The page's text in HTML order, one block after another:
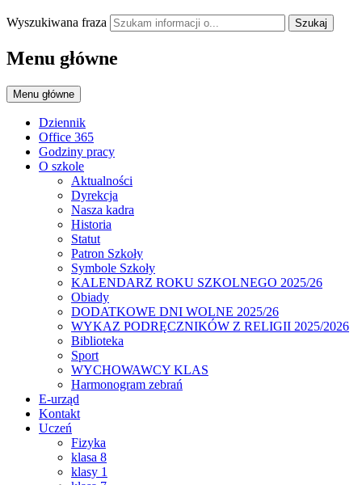
Wyszukiwana fraza Szukaj
Menu główne
Menu główne
Dziennik
Office 365
Godziny pracy
O szkole
Aktualności
Dyrekcja
Nasza kadra
Historia
Statut
Patron Szkoły
Symbole Szkoły
KALENDARZ ROKU SZKOLNEGO 2025/26
Obiady
DODATKOWE DNI WOLNE 2025/26
WYKAZ PODRĘCZNIKÓW Z RELIGII 2025/2026
Biblioteka
Sport
WYCHOWAWCY KLAS
Harmonogram zebrań
E-urząd
Kontakt
Uczeń
Fizyka
klasa 8
klasy 1